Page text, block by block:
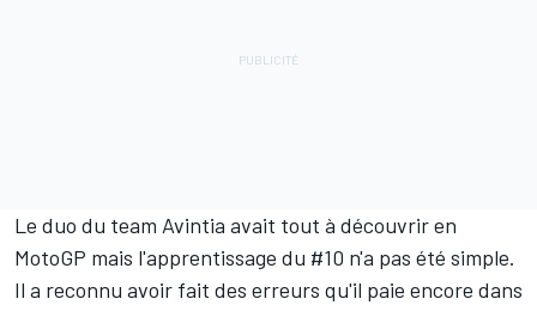
Le duo du team Avintia avait tout à découvrir en
MotoGP mais l'apprentissage du #10 n'a pas été simple.
Il a reconnu avoir fait des erreurs qu'il paie encore dans